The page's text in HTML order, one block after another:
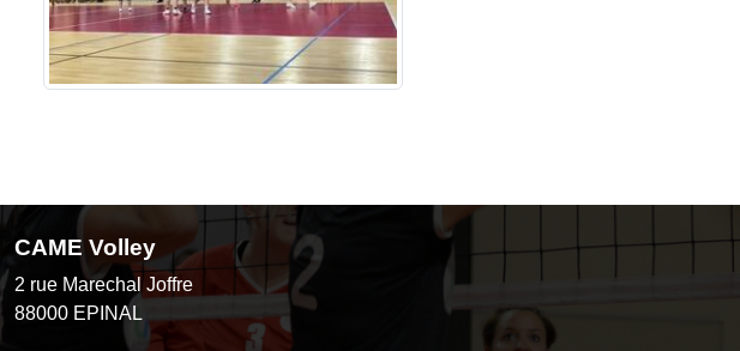
CAME Volley
2 rue Marechal Joffre
88000 EPINAL